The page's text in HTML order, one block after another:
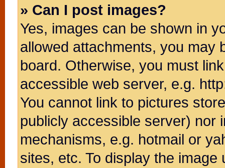
» Can I post images?
Yes, images can be shown in
allowed attachments, you may
board. Otherwise, you must
accessible web server, e.g.
You cannot link to pictures
publicly accessible server) nor
mechanisms, e.g. hotmail or
sites, etc. To display the